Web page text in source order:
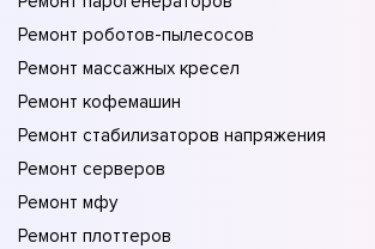
Ремонт роботов-пылесосов
Ремонт массажных кресел
Ремонт кофемашин
Ремонт стабилизаторов напряжения
Ремонт серверов
Ремонт мфу
Ремонт плоттеров